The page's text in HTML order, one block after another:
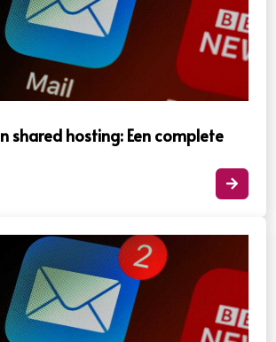
shared hosting: Een complete
